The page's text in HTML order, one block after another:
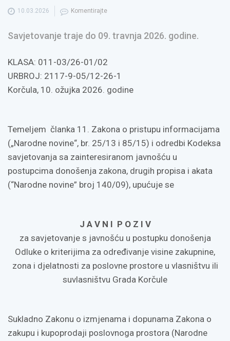
10.03.2026 Komentirajte
Savjetovanje traje do 09. travnja 2026. godine.
KLASA: 011-03/26-01/02
URBROJ: 2117-9-05/12-26-1
Korčula, 10. ožujka 2026. godine
Temeljem članka 11. Zakona o pristupu informacijama
(„Narodne novine“, br. 25/13 i 85/15) i odredbi Kodeksa
savjetovanja sa zainteresiranom javnošću u
postupcima donošenja zakona, drugih propisa i akata
(“Narodne novine” broj 140/09), upućuje se
J A V N I P O Z I V
za savjetovanje s javnošću u postupku donošenja
Odluke o kriterijima za određivanje visine zakupnine,
zona i djelatnosti za poslovne prostore u vlasništvu ili
suvlasništvu Grada Korčule
Sukladno Zakonu o izmjenama i dopunama Zakona o
zakupu i kupoprodaji poslovnoga prostora (Narodne